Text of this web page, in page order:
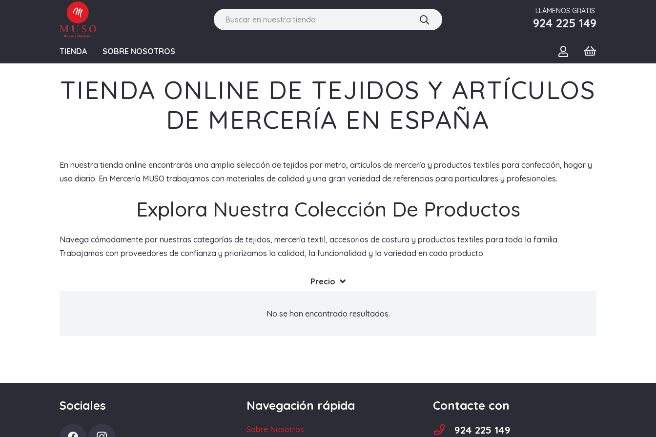
LLÁMENOS GRATIS.
924 225 149
TIENDA SOBRE NOSOTROS
TIENDA ONLINE DE TEJIDOS Y ARTÍCULOS
DE MERCERÍA EN ESPAÑA
En nuestra tienda online encontrarás una amplia selección de tejidos por metro, artículos de mercería y productos textiles para confección, hogar y
uso diario. En Mercería MUSO trabajamos con materiales de calidad y una gran variedad de referencias para particulares y profesionales.
Explora Nuestra Colección De Productos
Navega cómodamente por nuestras categorías de tejidos, mercería textil, accesorios de costura y productos textiles para toda la familia.
Trabajamos con proveedores de confianza y priorizamos la calidad, la funcionalidad y la variedad en cada producto.
Precio
No se han encontrado resultados.
Sociales Navegación rápida
Sobre Nosotros
Contacte con
924 225 149